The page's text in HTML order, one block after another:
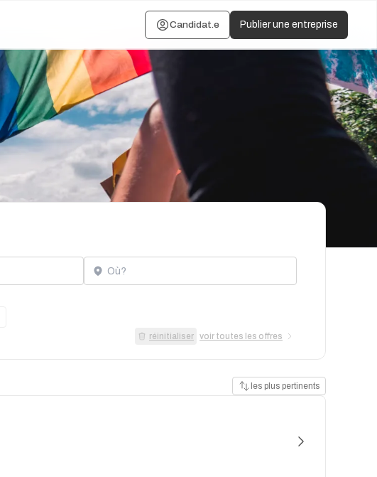
Candidat.e Publier une entreprise
Localisation
réinitialiser voir toutes les offres
les plus pertinents